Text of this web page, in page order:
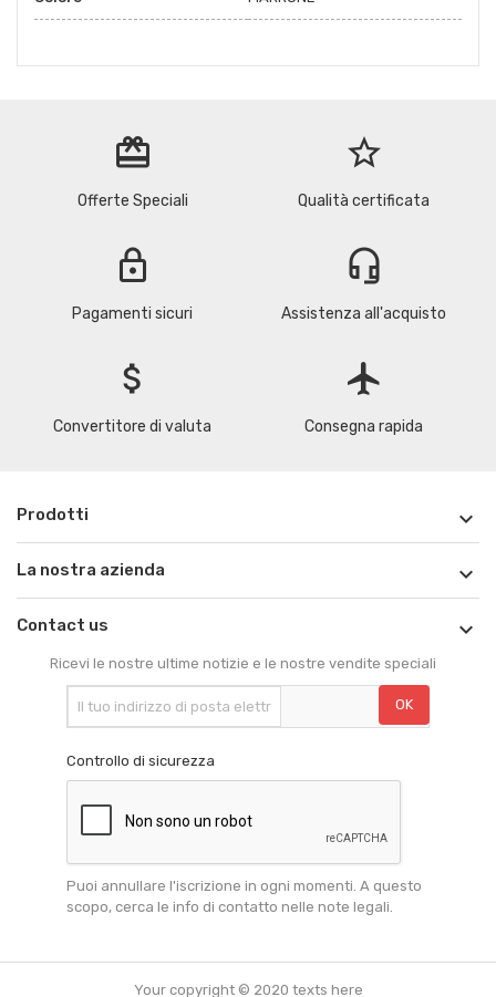
redeem
Offerte Speciali
star_border
Qualità certificata
lock
Pagamenti sicuri
headset_mic
Assistenza all'acquisto
attach_money
Convertitore di valuta
flight
Consegna rapida
Prodotti 
La nostra azienda 
Contact us 
Ricevi le nostre ultime notizie e le nostre vendite speciali
Controllo di sicurezza
Puoi annullare l'iscrizione in ogni momenti. A questo
scopo, cerca le info di contatto nelle note legali.
Your copyright © 2020 texts here